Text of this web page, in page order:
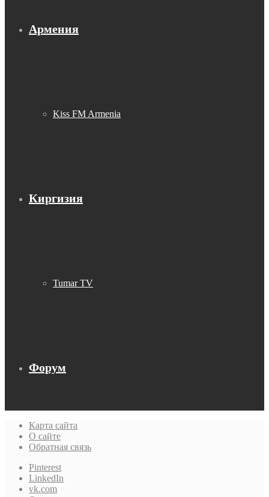
Армения
Kiss FM Armenia
Киргизия
Tumar TV
Форум
Карта сайта
О сайте
Обратная связь
Pinterest
LinkedIn
vk.com